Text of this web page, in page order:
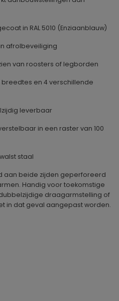
in RAL 5010 (Enziaanblauw)
afrolbeveiliging
van roosters of legborden
en 4 verschillende
leverbaar
in een raster van 100
staal
aan beide zijden geperforeerd
Handig voor toekomstige
draagarmstelling of
in dat geval aangepast worden.